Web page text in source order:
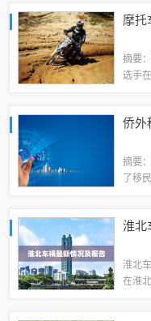
摩托
摘要
选手
限。
侨外
摘要
了移
的人
淮北
淮北
在淮